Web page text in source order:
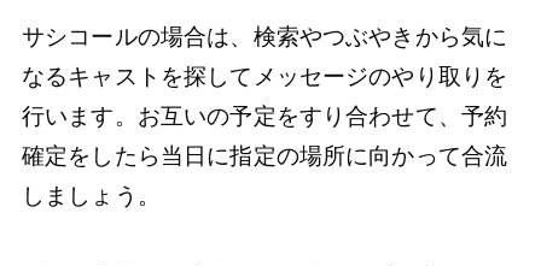
サシコールの場合は、検索やつぶやきから気に
なるキャストを探してメッセージのやり取りを
行います。お互いの予定をすり合わせて、予約
確定をしたら当日に指定の場所に向かって合流
しましょう。